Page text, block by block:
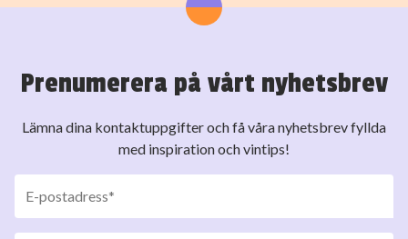
Prenumerera på vårt nyhetsbrev
Lämna dina kontaktuppgifter och få våra nyhetsbrev fyllda
med inspiration och vintips!